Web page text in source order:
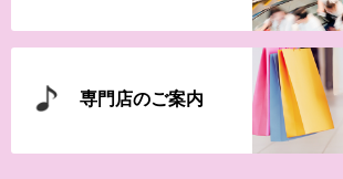
【WEB専用】アレチャレ…
専門店のご案内